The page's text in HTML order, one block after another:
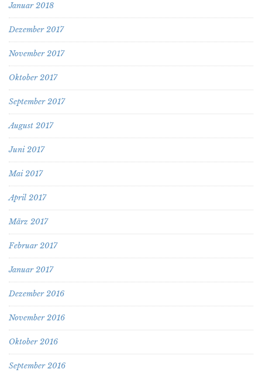
Januar 2018
Dezember 2017
November 2017
Oktober 2017
September 2017
August 2017
Juni 2017
Mai 2017
April 2017
März 2017
Februar 2017
Januar 2017
Dezember 2016
November 2016
Oktober 2016
September 2016